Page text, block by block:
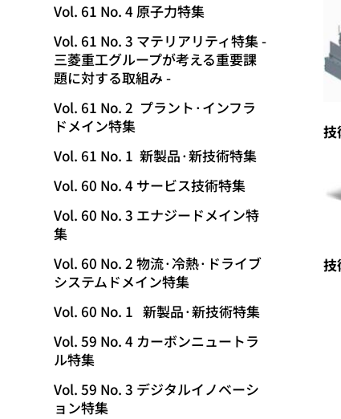
技
技
Vol. 61 No. 4 原子力特集
Vol. 61 No. 3 マテリアリティ特集 -
三菱重工グループが考える重要課
題に対する取組み -
Vol. 61 No. 2 プラント·インフラ
ドメイン特集
Vol. 61 No. 1 新製品·新技術特集
Vol. 60 No. 4 サービス技術特集
Vol. 60 No. 3 エナジードメイン特
集
Vol. 60 No. 2 物流·冷熱·ドライブ
システムドメイン特集
Vol. 60 No. 1 新製品·新技術特集
Vol. 59 No. 4 カーボンニュートラ
ル特集
Vol. 59 No. 3 デジタルイノベーシ
ョン特集